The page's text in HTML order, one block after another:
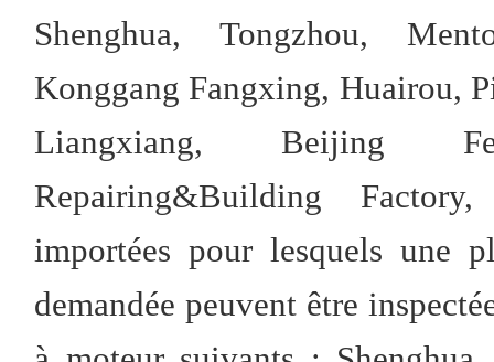
Shenghua, Tongzhou,
Konggang Fangxing, Huairou,
Liangxiang, Beijing
Repairing&Building
importées pour lesquels une
demandée peuvent être